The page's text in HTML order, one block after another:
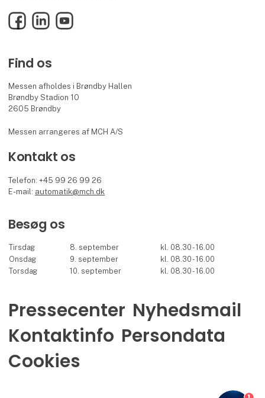
FacebookLinkedInYouTube
Find os
Messen afholdes i Brøndby Hallen
Brøndby Stadion 10
2605 Brøndby
Messen arrangeres af MCH A/S
Kontakt os
Telefon: +45 99 26 99 26
E-mail: automatik@mch.dk
Besøg os
Tirsdag 8. september
kl. 08.30 - 16.00
Onsdag
9. september
kl. 08.30 - 16.00
Torsdag
10. september kl. 08.30 - 16.00
Pressecenter Nyhedsmail
Kontaktinfo Persondata
Cookies